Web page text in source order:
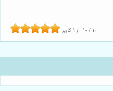
10 / 10 از 1 کاربر